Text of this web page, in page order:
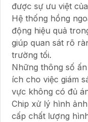
được sự ưu việt
Hệ thống hồng
động hiệu quả
giúp quan sát rõ
trường tối.
Những thông số
ích cho việc giám
vực không có đủ
Chip xử lý hình
cấp chất lượng